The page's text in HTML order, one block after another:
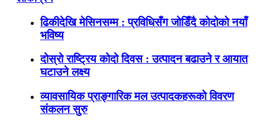
ढिकीदेखि मेसिनसम्म : प्रविधिसँग जोडिँदै कोदोको नयाँ
भविष्य
दोस्रो राष्ट्रिय कोदो दिवस : उत्पादन बढाउने र आयात
घटाउने लक्ष्य
व्यावसायिक प्राङ्गारिक मल उत्पादकहरूको विवरण
संकलन सुरु